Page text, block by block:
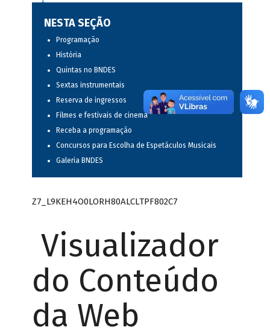
NESTA SEÇÃO
Programação
História
Quintas no BNDES
Sextas instrumentais
Reserva de ingressos
Filmes e festivais de cinema
Receba a programação
Concursos para Escolha de Espetáculos Musicais
Galeria BNDES
Z7_L9KEH4O0LORH80ALCLTPF802C7
Visualizador
do Conteúdo
da Web